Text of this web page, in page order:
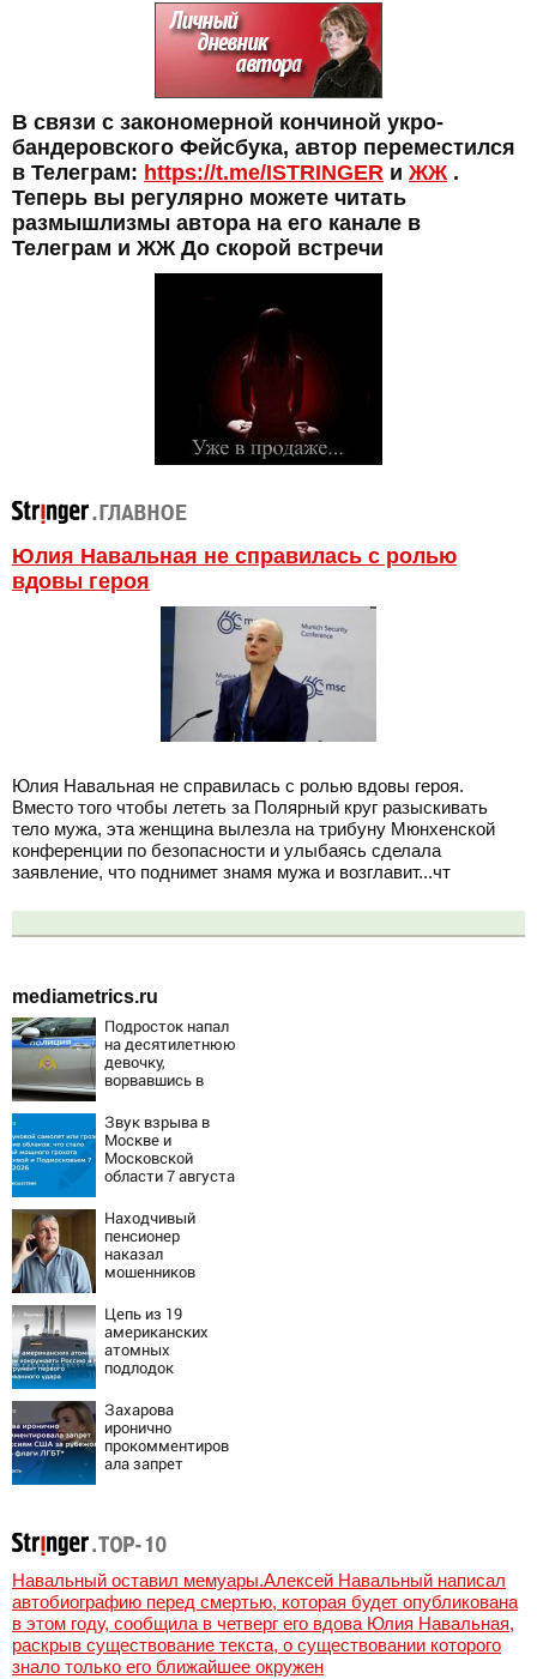
В связи с закономерной кончиной укро-
бандеровского Фейсбука, автор переместился
в Телеграм: https://t.me/ISTRINGER и ЖЖ .
Теперь вы регулярно можете читать
размышлизмы автора на его канале в
Телеграм и ЖЖ До скорой встречи
Юлия Навальная не справилась с ролью
вдовы героя
Юлия Навальная не справилась с ролью вдовы героя.
Вместо того чтобы лететь за Полярный круг разыскивать
тело мужа, эта женщина вылезла на трибуну Мюнхенской
конференции по безопасности и улыбаясь сделала
заявление, что поднимет знамя мужа и возглавит...чт
mediametrics.ru
Подросток напал
на десятилетнюю
девочку,
ворвавшись в
Звук взрыва в
Москве и
Московской
области 7 августа
Причины,
источник, откуда
был громкий
хлопок
Находчивый
пенсионер
наказал
мошенников
способом
Цепь из 19
американских
атомных
подлодок
Россию и Китай:
это инструмент
первого
массированного
удара
Захарова
иронично
прокомментиров
ала запрет
ЛГБТ*
Навальный оставил мемуары.Алексей Навальный написал
автобиографию перед смертью, которая будет опубликована
в этом году, сообщила в четверг его вдова Юлия Навальная,
раскрыв существование текста, о существовании которого
знало только его ближайшее окружен